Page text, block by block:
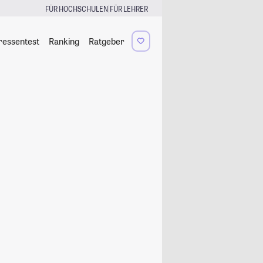
FÜR HOCHSCHULEN|FÜR LEHRER
Ranking Ratgeber